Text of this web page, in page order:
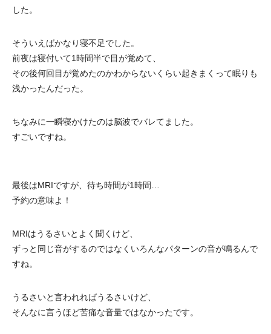
した。
そういえばかなり寝不足でした。
前夜は寝付いて1時間半で目が覚めて、
その後何回目が覚めたのかわからないくらい起きまくって眠りも
浅かったんだった。
ちなみに一瞬寝かけたのは脳波でバレてました。
すごいですね。
最後はMRIですが、待ち時間が1時間…
予約の意味よ！
MRIはうるさいとよく聞くけど、
ずっと同じ音がするのではなくいろんなパターンの音が鳴るんで
すね。
うるさいと言われればうるさいけど、
そんなに言うほど苦痛な音量ではなかったです。